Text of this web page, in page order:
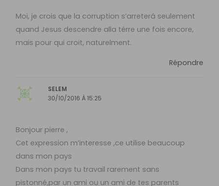
Moi, je crois que la corruption s’arreterá seulement
quand Jesus descendre alla térre une fois encore,
mais pour qui croit, naturelment.
Répondre
SELEM
30/10/2016 À 15:25
Bonjour pierre ,
Cet expression m’interesse ,ce utilise beaucoup
dans mon pays
Dans mon pays tu travail rarement sans
pistonné,par un ami ou un ami de tes parents